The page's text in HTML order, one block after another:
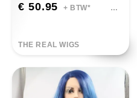
€ 50.95 + BTW*
THE REAL WIGS